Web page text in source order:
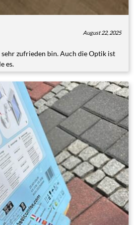
August 22, 2025
sehr zufrieden bin. Auch die Optik ist
es.